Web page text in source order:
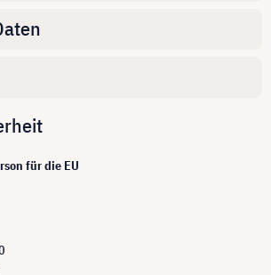
für die EU